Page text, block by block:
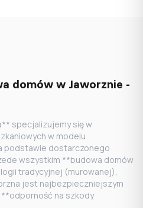
domów w Jaworznie -
specjalizujemy się w
w modelu
podstawie dostarczonego
wszystkim **budowa domów
tradycyjnej (murowanej),
jest najbezpieczniejszym
na szkody